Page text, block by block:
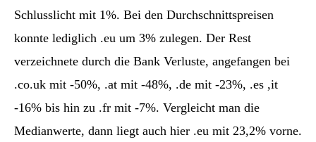
Schlusslicht mit 1%. Bei den Durchschnittspreisen
konnte lediglich .eu um 3% zulegen. Der Rest
verzeichnete durch die Bank Verluste, angefangen bei
.co.uk mit -50%, .at mit -48%, .de mit -23%, .es ,it
-16% bis hin zu .fr mit -7%. Vergleicht man die
Medianwerte, dann liegt auch hier .eu mit 23,2% vorne.